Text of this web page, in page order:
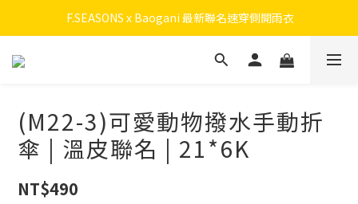
F.SEASONS x Baogani 最新聯名速穿側開雨衣
F.SEASONS x Baogani 最新聯名速穿側開雨衣
會員召募中！ 立即加入拿50元購物金，升級享終身九折！
F.SEASONS x Baogani 最新聯名速穿側開雨衣
(M22-3)可愛動物撥水手動折
傘 | 溫皮聯名 | 21*6K
NT$490